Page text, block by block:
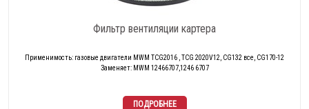
Фильтр вентиляции картера
Применимость: газовые двигатели MWM TCG2016 , TCG 2020V12, CG132 все, CG170-12
Заменяет: MWM 12466707,1246 6707